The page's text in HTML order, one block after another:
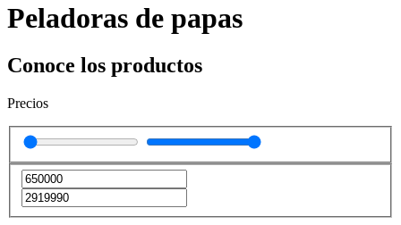
Peladoras de papas
Conoce los productos
Precios